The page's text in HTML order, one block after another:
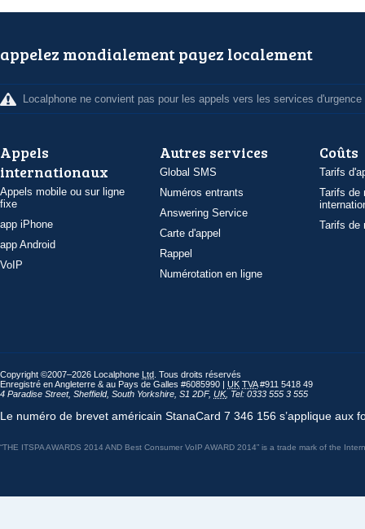
appelez mondialement payez localement
Localphone ne convient pas pour les appels vers les services d'urgence
Appels
internationaux
Appels mobile ou sur ligne
fixe
app iPhone
app Android
VoIP
Autres services
Global SMS
Numéros entrants
Answering Service
Carte d'appel
Rappel
Numérotation en ligne
Coûts
Tarifs
Tarifs de
Tarifs de
Copyright ©2007–2026 Localphone Ltd . Tous droits réservés
Enregistré en Angleterre & au Pays de Galles #6085990 | UK TVA#911 5418 49
4 Paradise Street, Sheffield, South Yorkshire S1 2DF, UK, Tel: 0333 555 3 555
Le numéro de brevet américain StanaCard 7 346 156 s’applique aux
“THE ITSPA AWARDS 2014 AND Best Consumer VoIP AWARD 2014” is a trade mark of the